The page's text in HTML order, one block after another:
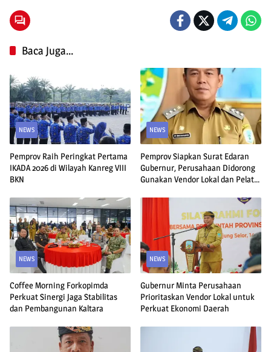
Baca Juga...
NEWS
Pemprov Raih Peringkat Pertama
IKADA 2026 di Wilayah Kanreg VIII
BKN
NEWS
Pemprov Siapkan Surat Edaran
Gubernur, Perusahaan Didorong
Gunakan Vendor Lokal dan Pelat
NEWS
Coffee Morning Forkopimda
Perkuat Sinergi Jaga Stabilitas
dan Pembangunan Kaltara
NEWS
Gubernur Minta Perusahaan
Prioritaskan Vendor Lokal untuk
Perkuat Ekonomi Daerah